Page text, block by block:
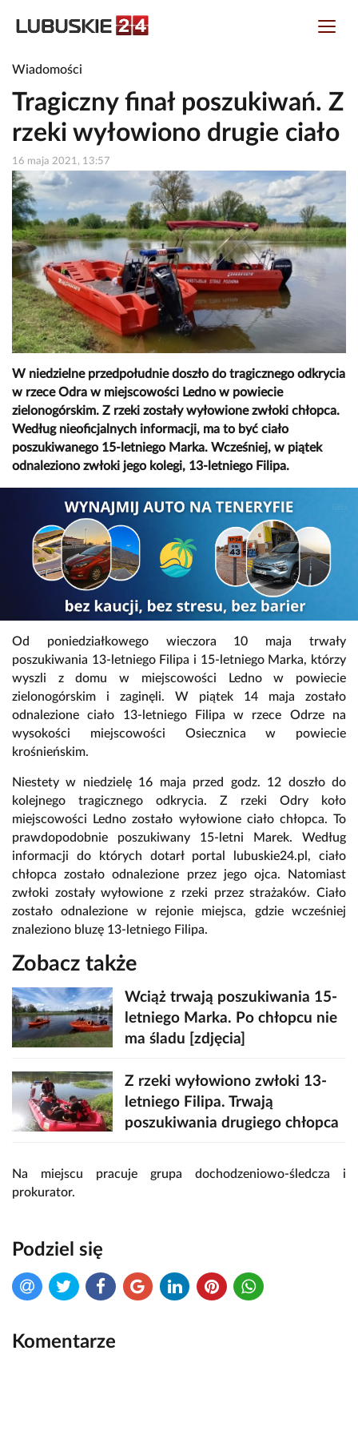
Wiadomości
Tragiczny finał poszukiwań. Z
rzeki wyłowiono drugie ciało
16 maja 2021, 13:57
W niedzielne przedpołudnie doszło do tragicznego odkrycia
w rzece Odra w miejscowości Ledno w powiecie
zielonogórskim. Z rzeki zostały wyłowione zwłoki chłopca.
Według nieoficjalnych informacji, ma to być ciało
poszukiwanego 15-letniego Marka. Wcześniej, w piątek
odnaleziono zwłoki jego kolegi, 13-letniego Filipa.
Od poniedziałkowego wieczora 10 maja trwały
poszukiwania 13-letniego Filipa i 15-letniego Marka, którzy
wyszli z domu w miejscowości Ledno w powiecie
zielonogórskim i zaginęli. W piątek 14 maja zostało
odnalezione ciało 13-letniego Filipa w rzece Odrze na
wysokości miejscowości Osiecznica w powiecie
krośnieńskim.
Niestety w niedzielę 16 maja przed godz. 12 doszło do
kolejnego tragicznego odkrycia. Z rzeki Odry koło
miejscowości Ledno zostało wyłowione ciało chłopca. To
prawdopodobnie poszukiwany 15-letni Marek. Według
informacji do których dotarł portal lubuskie24.pl, ciało
chłopca zostało odnalezione przez jego ojca. Natomiast
zwłoki zostały wyłowione z rzeki przez strażaków. Ciało
zostało odnalezione w rejonie miejsca, gdzie wcześniej
znaleziono bluzę 13-letniego Filipa.
Zobacz także
Wciąż trwają poszukiwania 15-
letniego Marka. Po chłopcu nie
ma śladu [zdjęcia]
Z rzeki wyłowiono zwłoki 13-
letniego Filipa. Trwają
poszukiwania drugiego chłopca
Na miejscu pracuje grupa dochodzeniowo-śledcza i
prokurator.
Podziel się
Komentarze